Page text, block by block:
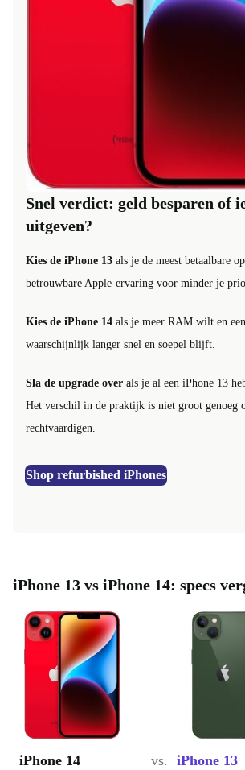
Snel verdict: geld besparen of
uitgeven?
Kies de iPhone 13 als je de meest betaalbare
betrouwbare Apple-ervaring voor minder je
Kies de iPhone 14 als je meer RAM wilt en
waarschijnlijk langer snel en soepel blijft.
Sla de upgrade over als je al een iPhone 13
Het verschil in de praktijk is niet groot genoeg
rechtvaardigen.
Shop refurbished iPhones
iPhone 13 vs iPhone 14: specs
iPhone 14 vs. iPhone 13